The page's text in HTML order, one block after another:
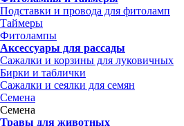
Подставки и провода для фитоламп
Таймеры
Фитолампы
Аксессуары для рассады
Сажалки и корзины для луковичных
Бирки и таблички
Сажалки и сеялки для семян
Семена
Семена
Травы для животных